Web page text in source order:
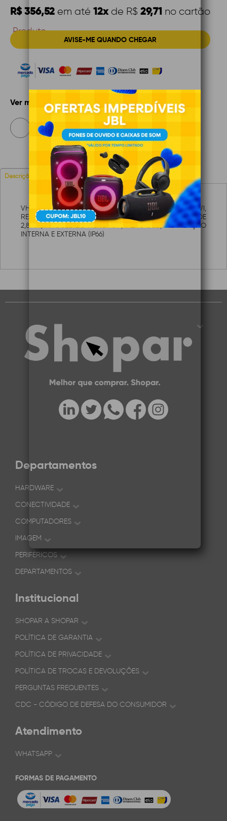
R$ 356,52 em até 12xde R$ 29,71 no cartão
AVISE-ME QUANDO CHEGAR
Produto
Ver mais opções de pagamento
Descrição Avaliações
VHD 3420 D G4 - CÂMERA DOME INFRAVERM. HDCVI,
RESOLUÇÃO 4MP, 20M IR, SENSOR 1/2.7", LENTE DE
2,8MM, ÂNGULO DE VISÃO 101°, MENU OSD, INSTALAÇÃO
INTERNA E EXTERNA (IP66)
Departamentos
HARDWARE
CONECTIVIDADE
COMPUTADORES
IMAGEM
PERIFÉRICOS
DEPARTAMENTOS
Institucional
SHOPAR A SHOPAR
POLÍTICA DE GARANTIA
POLÍTICA DE PRIVACIDADE
POLÍTICA DE TROCAS E DEVOLUÇÕES
PERGUNTAS FREQUENTES
CDC - CÓDIGO DE DEFESA DO CONSUMIDOR
Atendimento
WHATSAPP
FORMAS DE PAGAMENTO